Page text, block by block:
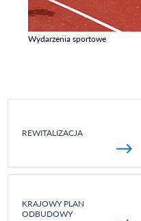
Wydarzenia sportowe
REWITALIZACJA
KRAJOWY PLAN
ODBUDOWY